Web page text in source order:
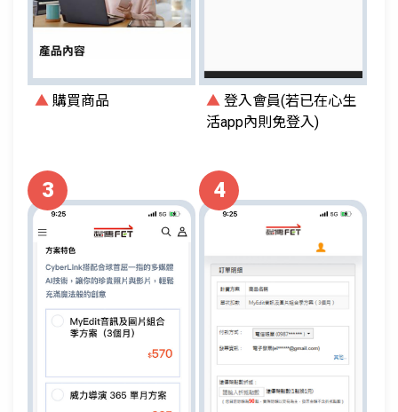
▲ 購買商品 ▲ 登入會員(若已在心生
活app內則免登入)
3 4